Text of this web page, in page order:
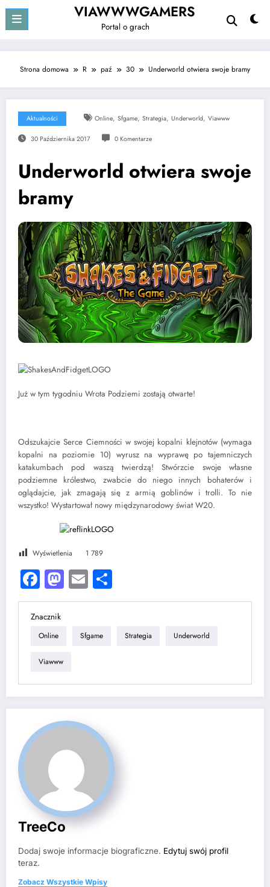
treści
VIAWWWGAMERS
Portal o grach
Strona domowa R paź 30 Underworld otwiera swoje bramy
Aktualności Online, Sfgame, Strategia, Underworld, Viawww
30 Października 2017 0 Komentarze
Underworld otwiera swoje
bramy
Już w tym tygodniu Wrota Podziemi zostają otwarte!
Odszukajcie Serce Ciemności w swojej kopalni klejnotów (wymaga
kopalni na poziomie 10) wyrusz na wyprawę po tajemniczych
katakumbach pod waszą twierdzą! Stwórzcie swoje własne
podziemne królestwo, zwabcie do niego innych bohaterów i
oglądajcie, jak zmagają się z armią goblinów i trolli. To nie
wszystko! Wystartował nowy międzynarodowy świat W20.
Wyświetlenia 1 789
Facebook
Mastodon
Email
Znacznik
Online Sfgame Strategia Underworld
Viawww
TreeCo
Dodaj swoje informacje biograficzne. Edytuj swój profil
teraz.
Zobacz Wszystkie Wpisy